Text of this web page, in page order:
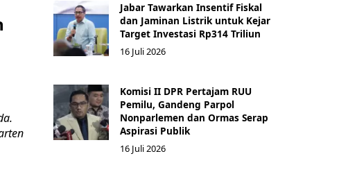
Jabar Tawarkan Insentif Fiskal
dan Jaminan Listrik untuk Kejar
Target Investasi Rp314 Triliun
16 Juli 2026
Komisi II DPR Pertajam RUU
Pemilu, Gandeng Parpol
Nonparlemen dan Ormas Serap
Aspirasi Publik
16 Juli 2026